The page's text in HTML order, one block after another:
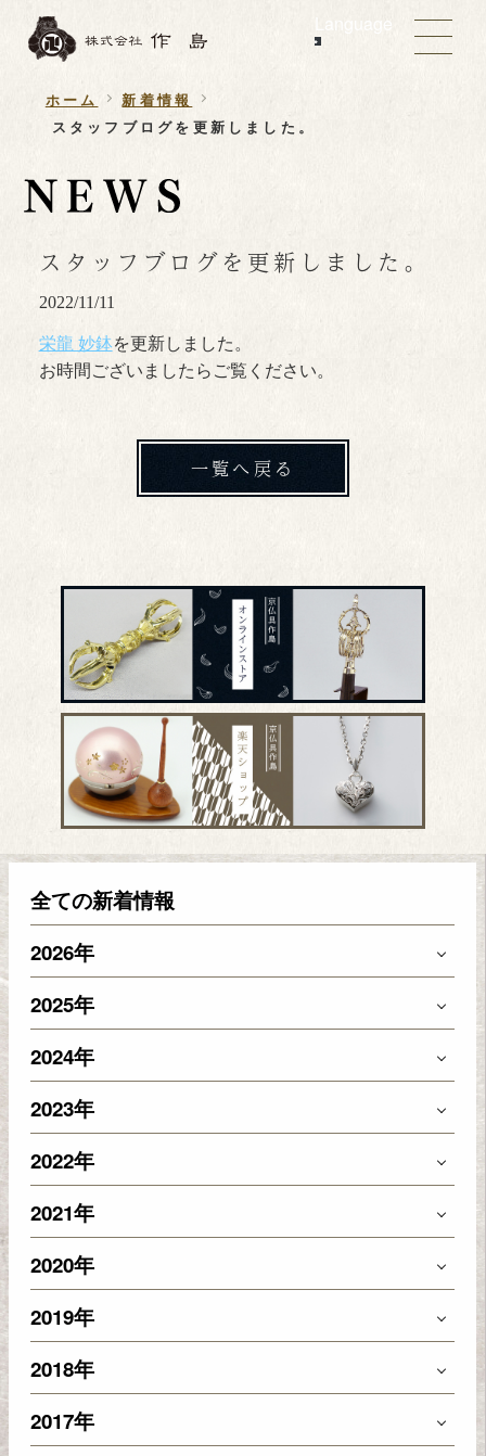
全ての新着情報
2026年
2025年
2024年
2023年
2022年
2021年
2020年
2019年
2018年
2017年
Language
ホーム
新着情報
スタッフブログを更新しました。
スタッフブログを更新しました。
2022/11/11
栄龍 妙鉢を更新しました。
お時間ございましたらご覧ください。
一覧へ戻る